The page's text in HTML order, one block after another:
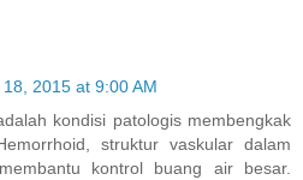
2015 at 9:00 AM
kondisi patologis membengkak
struktur vaskular dalam
kontrol buang air besar.